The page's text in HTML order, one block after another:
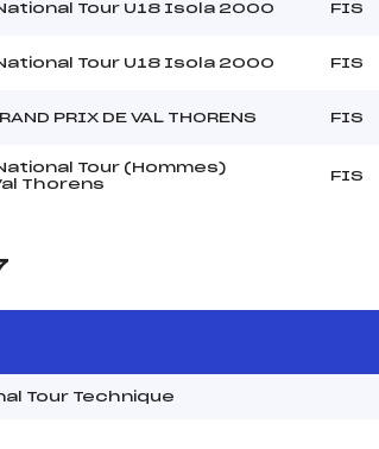
Tour U18 Isola 2000 FIS
Tour U18 Isola 2000 FIS
PRIX DE VAL THORENS FIS
Tour (Hommes)
Thorens
FIS
Tour Technique